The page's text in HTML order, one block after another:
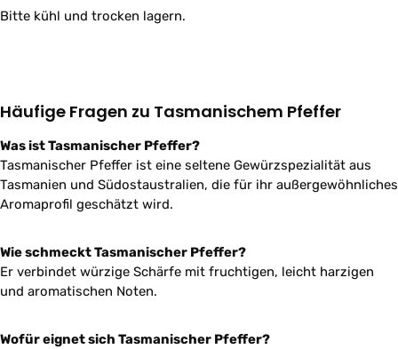
Bitte kühl und trocken lagern.
Häufige Fragen zu Tasmanischem Pfeffer
Was ist Tasmanischer Pfeffer?
Tasmanischer Pfeffer ist eine seltene Gewürzspezialität aus
Tasmanien und Südostaustralien, die für ihr außergewöhnliches
Aromaprofil geschätzt wird.
Wie schmeckt Tasmanischer Pfeffer?
Er verbindet würzige Schärfe mit fruchtigen, leicht harzigen
und aromatischen Noten.
Wofür eignet sich Tasmanischer Pfeffer?